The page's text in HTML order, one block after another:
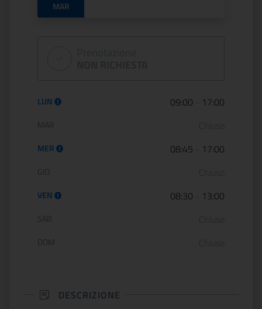
MAR
Orario di apertura:
LUN 09:00 17:00
MAR
MER 08:45 17:00
GIO
VEN 08:30 13:00
SAB
DOM
DESCRIZIONE